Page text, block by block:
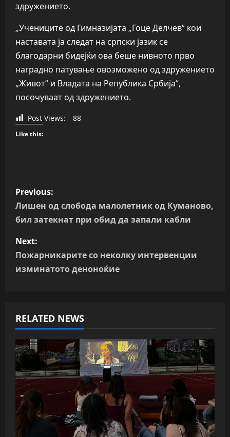
здружението.
„Учениците од Гимназијата „Гоце Делчев“ кои
наставата ја следат на српски јазик се
благодарни бидејќи ова беше нивното прво
наградно патување овозможено од здружението
„Живот“ и Владата на Република Србија“,
посочуваат од здружението.
Post Views: 88
Like this:
P
o
t
n
v
i
g
a
t
i
Previous:
Лишен од слобода малолетник од Куманово,
бил затекнат при обид да запали кабли
Next:
Пожарникарите со неколку интервенции
изминатото деноноќие
RELATED NEWS